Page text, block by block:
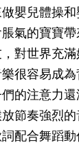
嬰兒體操和
氣的寶寶
對世界充
很容易成為
的注意力
節奏強烈的
配合舞蹈